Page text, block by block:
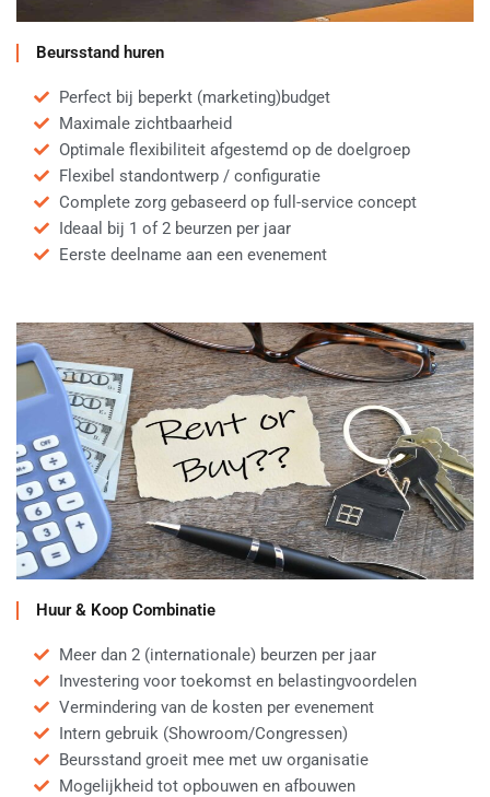
Beursstand huren
Perfect bij beperkt (marketing)budget
Maximale zichtbaarheid
Optimale flexibiliteit afgestemd op de doelgroep
Flexibel standontwerp / configuratie
Complete zorg gebaseerd op full-service concept
Ideaal bij 1 of 2 beurzen per jaar
Eerste deelname aan een evenement
Huur & Koop Combinatie
Meer dan 2 (internationale) beurzen per jaar
Investering voor toekomst en belastingvoordelen
Vermindering van de kosten per evenement
Intern gebruik (Showroom/Congressen)
Beursstand groeit mee met uw organisatie
Mogelijkheid tot opbouwen en afbouwen